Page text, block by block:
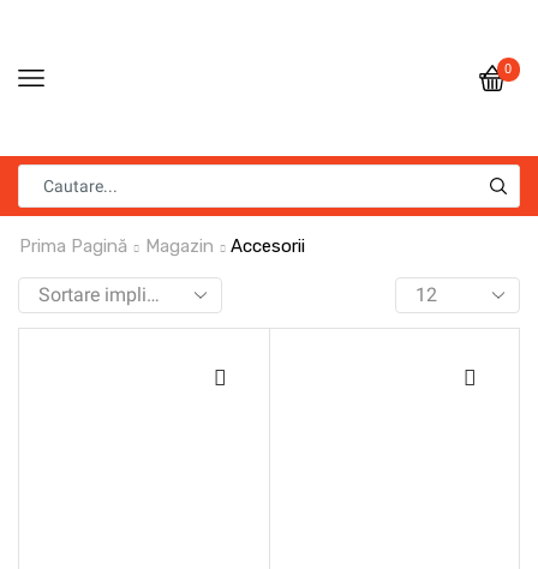
0
Prima Pagină Magazin Accesorii